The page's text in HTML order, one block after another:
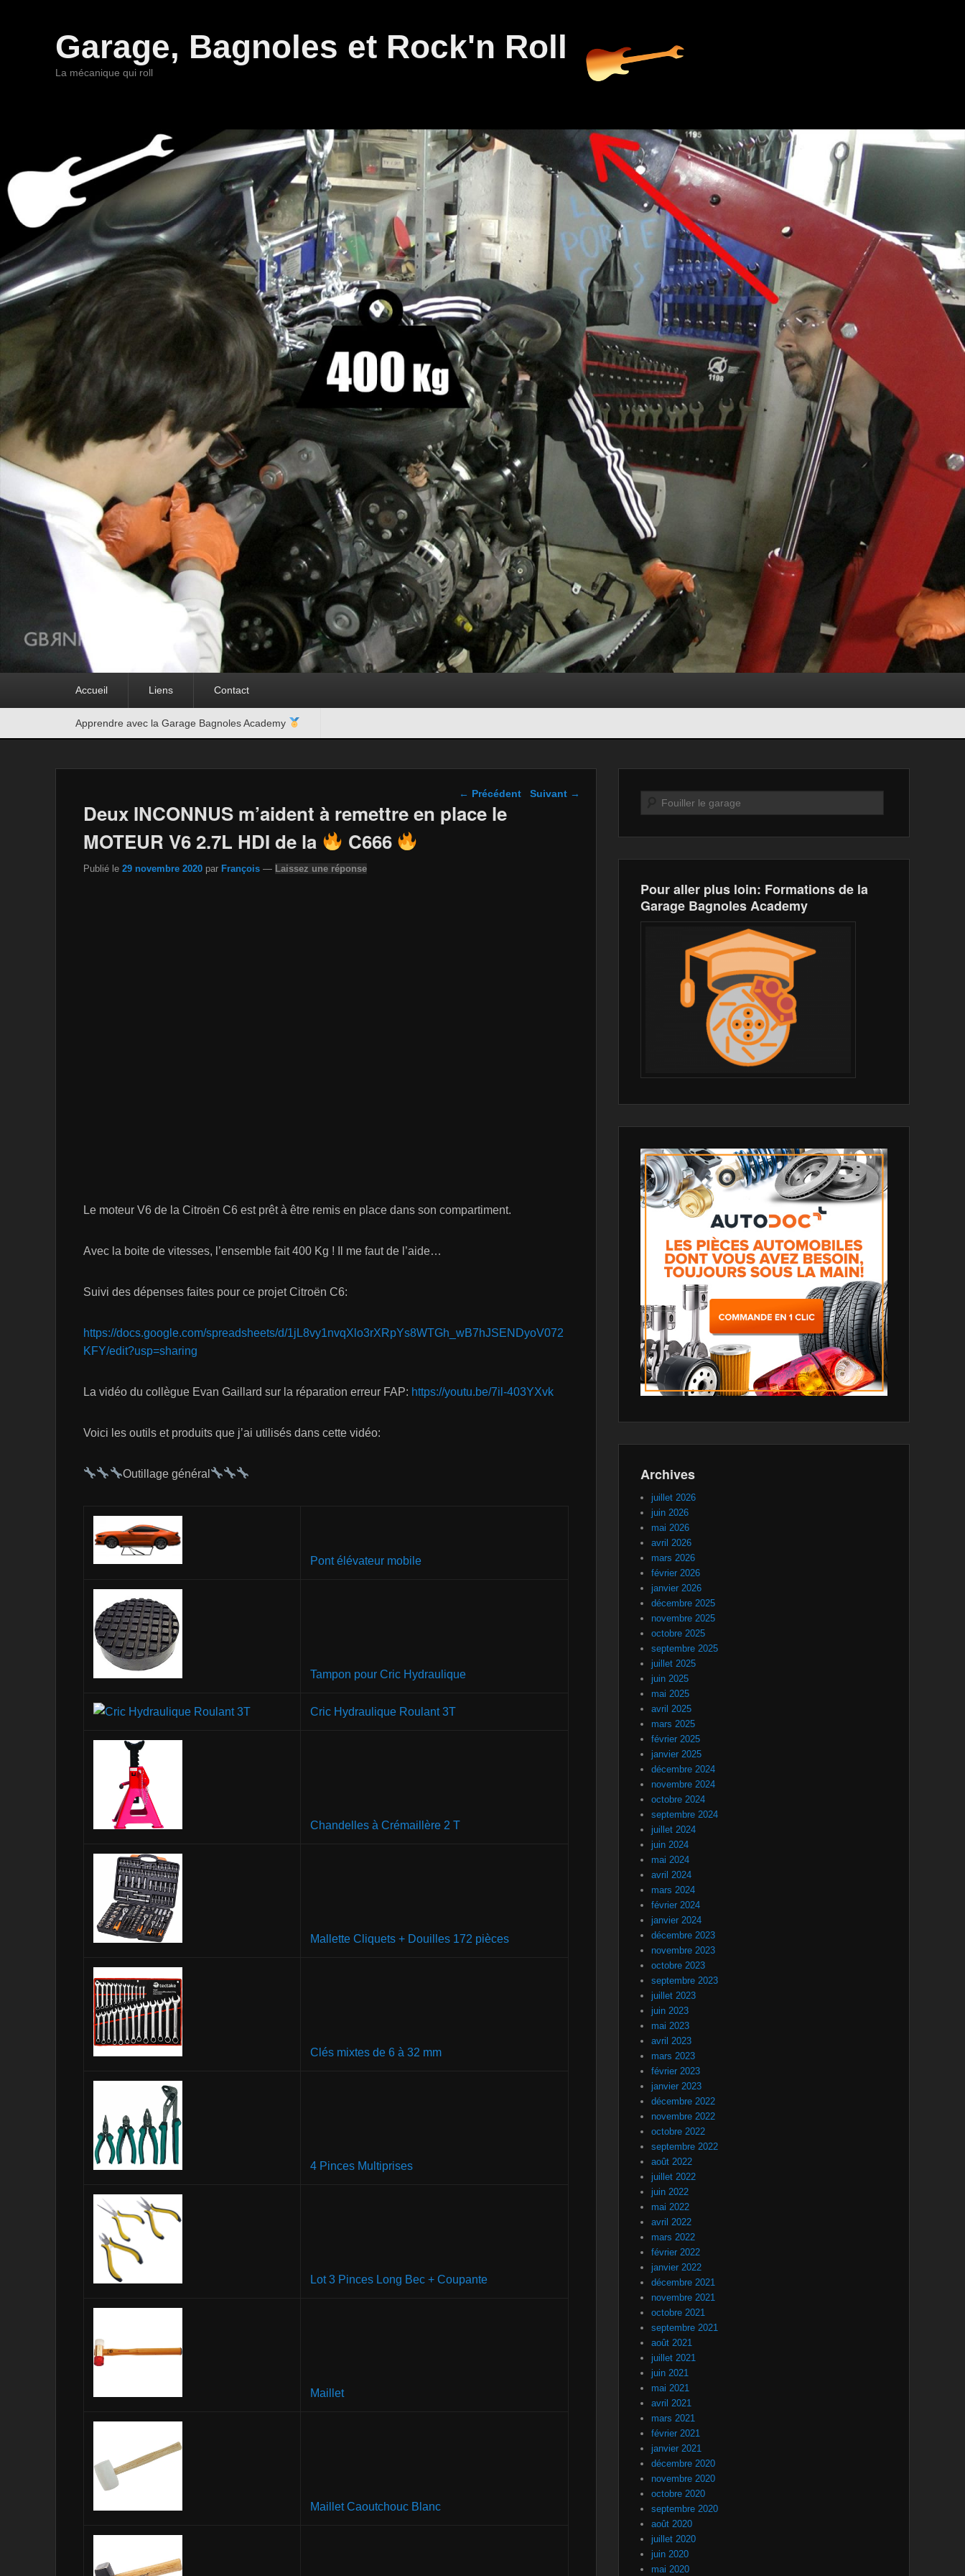
Garage, Bagnoles et Rock'n Roll
La mécanique qui roll
Accueil Liens Contact
Apprendre avec la Garage Bagnoles Academy
Navigation dans les
← Précédent Suivant →
Deux INCONNUS m’aident à remettre en place le
MOTEUR V6 2.7L HDI de la
C666
Publié le 29 novembre 2020 par François — Laissez une réponse
Le moteur V6 de la Citroën C6 est prêt à être remis en place dans son compartiment.
Avec la boite de vitesses, l’ensemble fait 400 Kg ! Il me faut de l’aide…
Suivi des dépenses faites pour ce projet Citroën C6:
https://docs.google.com/spreadsheets/d/1jL8vy1nvqXlo3rXRpYs8WTGh_wB7hJSENDyoV072
KFY/edit?usp=sharing
La vidéo du collègue Evan Gaillard sur la réparation erreur FAP: https://youtu.be/7il-403YXvk
Voici les outils et produits que j’ai utilisés dans cette vidéo:
Outillage général
Pont élévateur mobile
Tampon pour Cric Hydraulique
Cric Hydraulique Roulant 3T
Chandelles à Crémaillère 2 T
Mallette Cliquets + Douilles 172 pièces
Clés mixtes de 6 à 32 mm
4 Pinces Multiprises
Lot 3 Pinces Long Bec + Coupante
Maillet
Maillet Caoutchouc Blanc
Recherche
Pour aller plus loin: Formations de la
Garage Bagnoles Academy
Archives
juillet 2026
juin 2026
mai 2026
avril 2026
mars 2026
février 2026
janvier 2026
décembre 2025
novembre 2025
octobre 2025
septembre 2025
juillet 2025
juin 2025
mai 2025
avril 2025
mars 2025
février 2025
janvier 2025
décembre 2024
novembre 2024
octobre 2024
septembre 2024
juillet 2024
juin 2024
mai 2024
avril 2024
mars 2024
février 2024
janvier 2024
décembre 2023
novembre 2023
octobre 2023
septembre 2023
juillet 2023
juin 2023
mai 2023
avril 2023
mars 2023
février 2023
janvier 2023
décembre 2022
novembre 2022
octobre 2022
septembre 2022
août 2022
juillet 2022
juin 2022
mai 2022
avril 2022
mars 2022
février 2022
janvier 2022
décembre 2021
novembre 2021
octobre 2021
septembre 2021
août 2021
juillet 2021
juin 2021
mai 2021
avril 2021
mars 2021
février 2021
janvier 2021
décembre 2020
novembre 2020
octobre 2020
septembre 2020
août 2020
juillet 2020
juin 2020
mai 2020